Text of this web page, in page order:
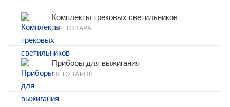
Комплекты трековых светильников
392 ТОВАРА
Приборы для выжигания
49 ТОВАРОВ